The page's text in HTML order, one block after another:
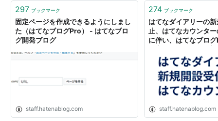
価格 無料
980円/月 （年間コースも
簡易アクセス解析＋はてな
カウンター
ブログメンバー
297 ブックマーク
固定ページを作成できるようにしまし
た（はてなブログPro） - はてなブロ
グ開発ブログ
staff.hatenablog.com
274 ブックマーク
はてなダイアリーの
止、はてなカウンタ
に伴い、はてなブロ
り） - はてなブログ
staff.hatenablog.com